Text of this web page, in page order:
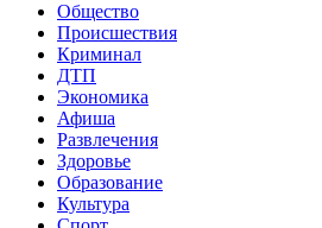
Общество
Происшествия
Криминал
ДТП
Экономика
Афиша
Развлечения
Здоровье
Образование
Культура